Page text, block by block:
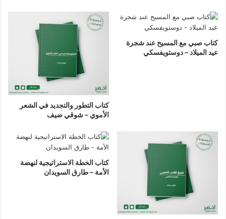
كتاب صبي مع المسيح عند شجرة
عيد الميلاد – دوستويفسكي
كتاب التطور والتجديد في الشعر
الأموي – شوقي ضيف
كتاب الخطة الاستراتيجية لنهضة
الأمة – طارق السويدان